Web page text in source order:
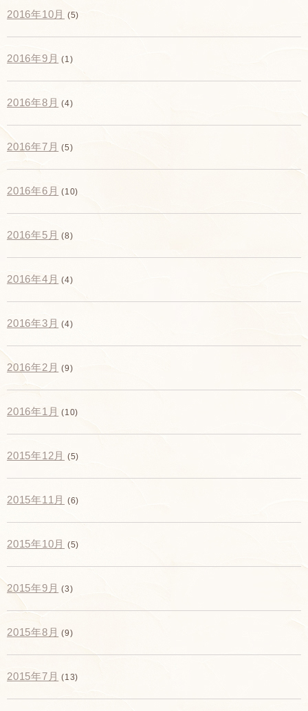
2016年10月 (5)
2016年9月 (1)
2016年8月 (4)
2016年7月 (5)
2016年6月 (10)
2016年5月 (8)
2016年4月 (4)
2016年3月 (4)
2016年2月 (9)
2016年1月 (10)
2015年12月 (5)
2015年11月 (6)
2015年10月 (5)
2015年9月 (3)
2015年8月 (9)
2015年7月 (13)